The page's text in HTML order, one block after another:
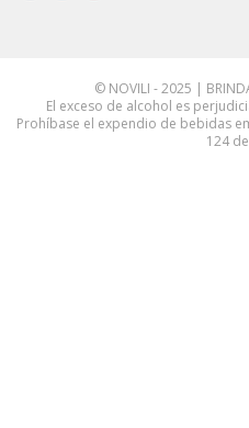
© NOVILI - 2025 |
El exceso de alcohol es
Prohíbase el expendio de bebidas
124